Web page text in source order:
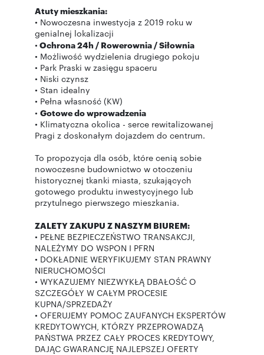
Atuty mieszkania:
• Nowoczesna inwestycja z 2019 roku w
genialnej lokalizacji
• Ochrona 24h / Rowerownia / Siłownia
• Możliwość wydzielenia drugiego pokoju
• Park Praski w zasięgu spaceru
• Niski czynsz
• Stan idealny
• Pełna własność (KW)
• Gotowe do wprowadzenia
• Klimatyczna okolica - serce rewitalizowanej
Pragi z doskonałym dojazdem do centrum.
To propozycja dla osób, które cenią sobie
nowoczesne budownictwo w otoczeniu
historycznej tkanki miasta, szukających
gotowego produktu inwestycyjnego lub
przytulnego pierwszego mieszkania.
ZALETY ZAKUPU Z NASZYM BIUREM:
• PEŁNE BEZPIECZEŃSTWO TRANSAKCJI,
NALEŻYMY DO WSPON I PFRN
• DOKŁADNIE WERYFIKUJEMY STAN PRAWNY
NIERUCHOMOŚCI
• WYKAZUJEMY NIEZWYKŁĄ DBAŁOŚĆ O
SZCZEGÓŁY W CAŁYM PROCESIE
KUPNA/SPRZEDAŻY
• OFERUJEMY POMOC ZAUFANYCH EKSPERTÓW
KREDYTOWYCH, KTÓRZY PRZEPROWADZĄ
PAŃSTWA PRZEZ CAŁY PROCES KREDYTOWY,
DAJĄC GWARANCJĘ NAJLEPSZEJ OFERTY